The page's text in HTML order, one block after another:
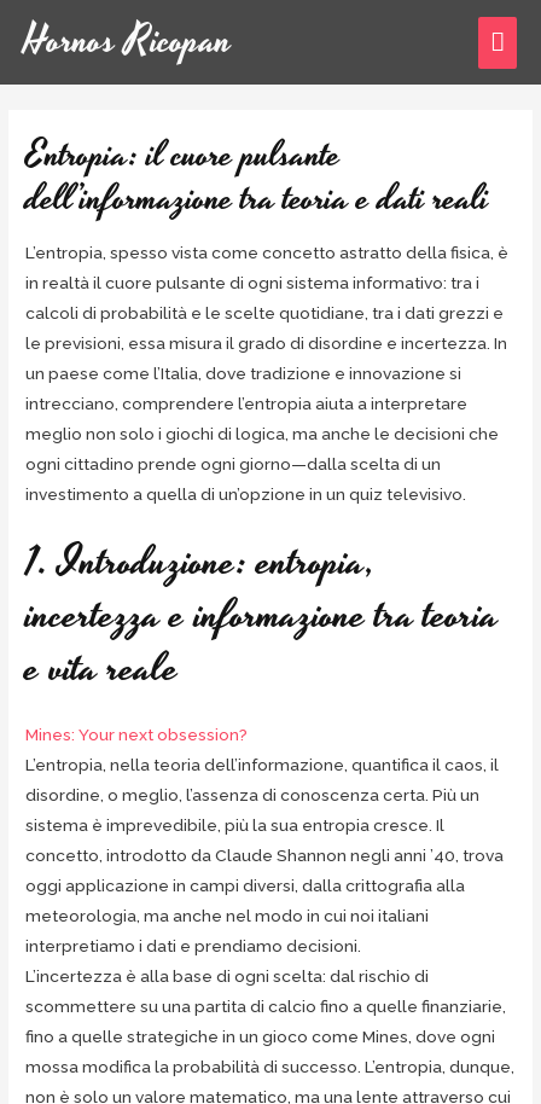
Hornos Ricopan
Entropia: il cuore pulsante
dell’informazione tra teoria e dati reali
L’entropia, spesso vista come concetto astratto della fisica, è
in realtà il cuore pulsante di ogni sistema informativo: tra i
calcoli di probabilità e le scelte quotidiane, tra i dati grezzi e
le previsioni, essa misura il grado di disordine e incertezza. In
un paese come l’Italia, dove tradizione e innovazione si
intrecciano, comprendere l’entropia aiuta a interpretare
meglio non solo i giochi di logica, ma anche le decisioni che
ogni cittadino prende ogni giorno—dalla scelta di un
investimento a quella di un’opzione in un quiz televisivo.
1. Introduzione: entropia,
incertezza e informazione tra teoria
e vita reale
Mines: Your next obsession?
L’entropia, nella teoria dell’informazione, quantifica il caos, il
disordine, o meglio, l’assenza di conoscenza certa. Più un
sistema è imprevedibile, più la sua entropia cresce. Il
concetto, introdotto da Claude Shannon negli anni ’40, trova
oggi applicazione in campi diversi, dalla crittografia alla
meteorologia, ma anche nel modo in cui noi italiani
interpretiamo i dati e prendiamo decisioni.
L’incertezza è alla base di ogni scelta: dal rischio di
scommettere su una partita di calcio fino a quelle finanziarie,
fino a quelle strategiche in un gioco come Mines, dove ogni
mossa modifica la probabilità di successo. L’entropia, dunque,
non è solo un valore matematico, ma una lente attraverso cui